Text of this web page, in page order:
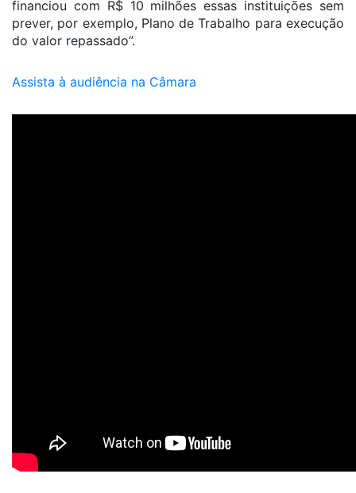
financiou com R$ 10 milhões essas instituições sem
prever, por exemplo, Plano de Trabalho para execução
do valor repassado”.
Assista à audiência na Câmara